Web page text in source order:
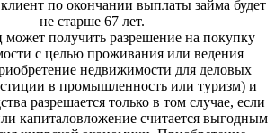
по окончании выплаты займа будет
не старше 67 лет.
может получить разрешение на покупку
с целью проживания или ведения
недвижимости для деловых
в промышленность или туризм) и
разрешается только в том случае, если
капиталовложение считается выгодным